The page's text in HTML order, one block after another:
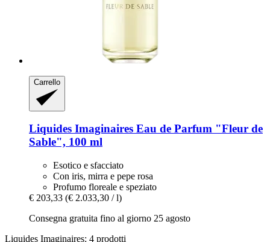
Carrello
Liquides Imaginaires Eau de Parfum "Fleur de
Sable", 100 ml
Esotico e sfacciato
Con iris, mirra e pepe rosa
Profumo floreale e speziato
€ 203,33 (€ 2.033,30 / l)
Consegna gratuita fino al giorno 25 agosto
Liquides Imaginaires: 4 prodotti